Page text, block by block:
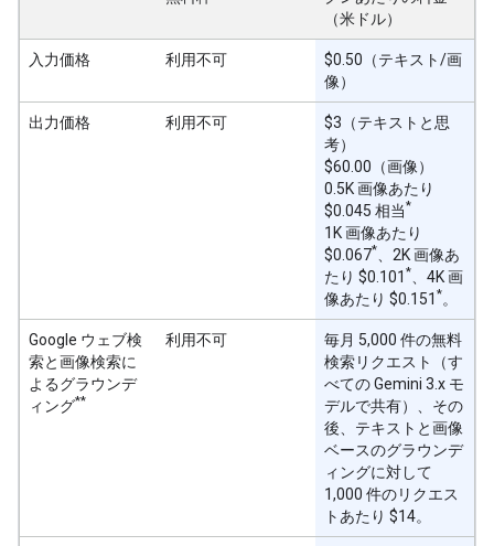
（米ドル）
入力価格 利用不可
$0.50（テキスト/画
像）
出力価格 利用不可
$3（テキストと思
考）
$60.00（画像）
0.5K 画像あたり
$0.045 相当*
1K 画像あたり
$0.067* 、2K 画像あ
たり $0.101 * 、4K 画
像あたり $0.151 *。
Google ウェブ検
索と画像検索に
よるグラウンデ
ィング**
利用不可
毎月 5,000 件の無料
検索リクエスト（す
べての Gemini 3.x モ
デルで共有）、その
後、テキストと画像
ベースのグラウンデ
ィングに対して
1,000 件のリクエス
トあたり $14。